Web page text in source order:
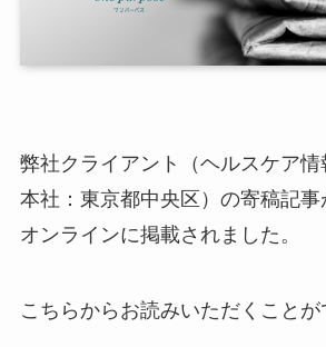
弊社クライアント（ヘルスケア情
本社：東京都中央区）の寄稿記事
オンラインに掲載されました。
こちらからお読みいただくことが